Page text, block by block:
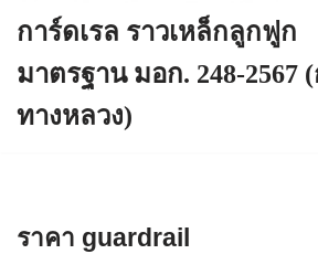
การ์ดเรล ราวเหล็กลูกฟูก
มาตรฐาน มอก. 248-2567
ทางหลวง)
ราคา guardrail